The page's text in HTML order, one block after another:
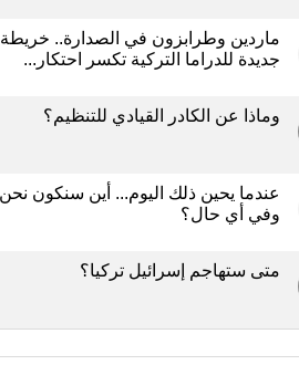
ماردين وطرابزون في الصدارة.. خريطة
جديدة للدراما التركية تكسر احتكار...
وماذا عن الكادر القيادي للتنظيم؟
عندما يحين ذلك اليوم... أين سنكون
وفي أي حال؟
متى ستهاجم إسرائيل تركيا؟